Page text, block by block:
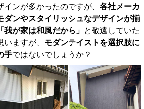
ンが多かったのですが、 各社メーカ
ダンやスタイリッシュなデザインが揃
我が家は和風だから」 と敬遠していた
ますが、 モダンテイストを選択肢に
手ではないでしょうか？